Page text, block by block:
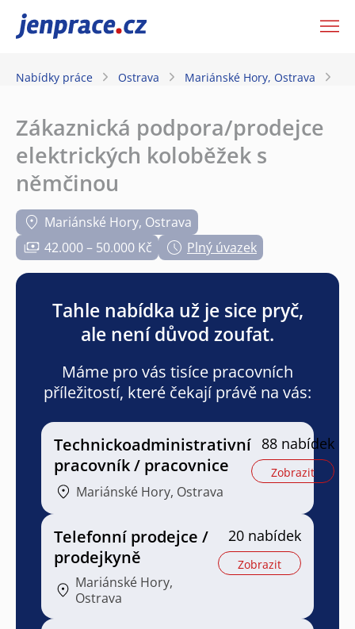
JenPráce.cz
Nabídky práce Ostrava Mariánské Hory, Ostrava
Zákaznická podpora/prodejce
elektrických koloběžek s
němčinou
Mariánské Hory, Ostrava
42.000 – 50.000 Kč
Plný úvazek
Tahle nabídka už je sice pryč,
ale není důvod zoufat.
Máme pro vás tisíce pracovních
příležitostí, které čekají právě na vás:
Technickoadministrativní
pracovník / pracovnice
Mariánské Hory, Ostrava
88 nabídek
Zobrazit
Telefonní prodejce /
prodejkyně
Mariánské Hory,
Ostrava
20 nabídek
Zobrazit